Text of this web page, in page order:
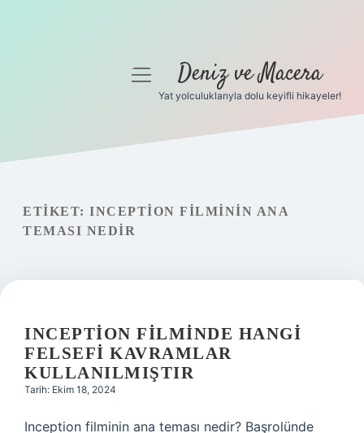
Gizlilik Politikası
Hakkımızda
menüyüDeniz ve Macera
Yat yolculuklarıyla dolu keyifli hikayeler!
ETIKET: INCEPTION FILMININ ANA
TEMASI NEDIR
INCEPTION FILMINDE HANGI
FELSEFI KAVRAMLAR
KULLANILMIŞTIR
Tarih: Ekim 18, 2024
Inception filminin ana teması nedir? Başrolünde